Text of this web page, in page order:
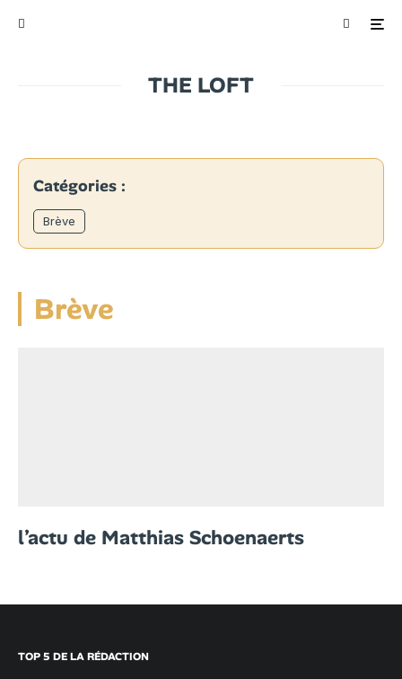
THE LOFT
Catégories :
Brève
Brève
l’actu de Matthias Schoenaerts
TOP 5 DE LA RÉDACTION